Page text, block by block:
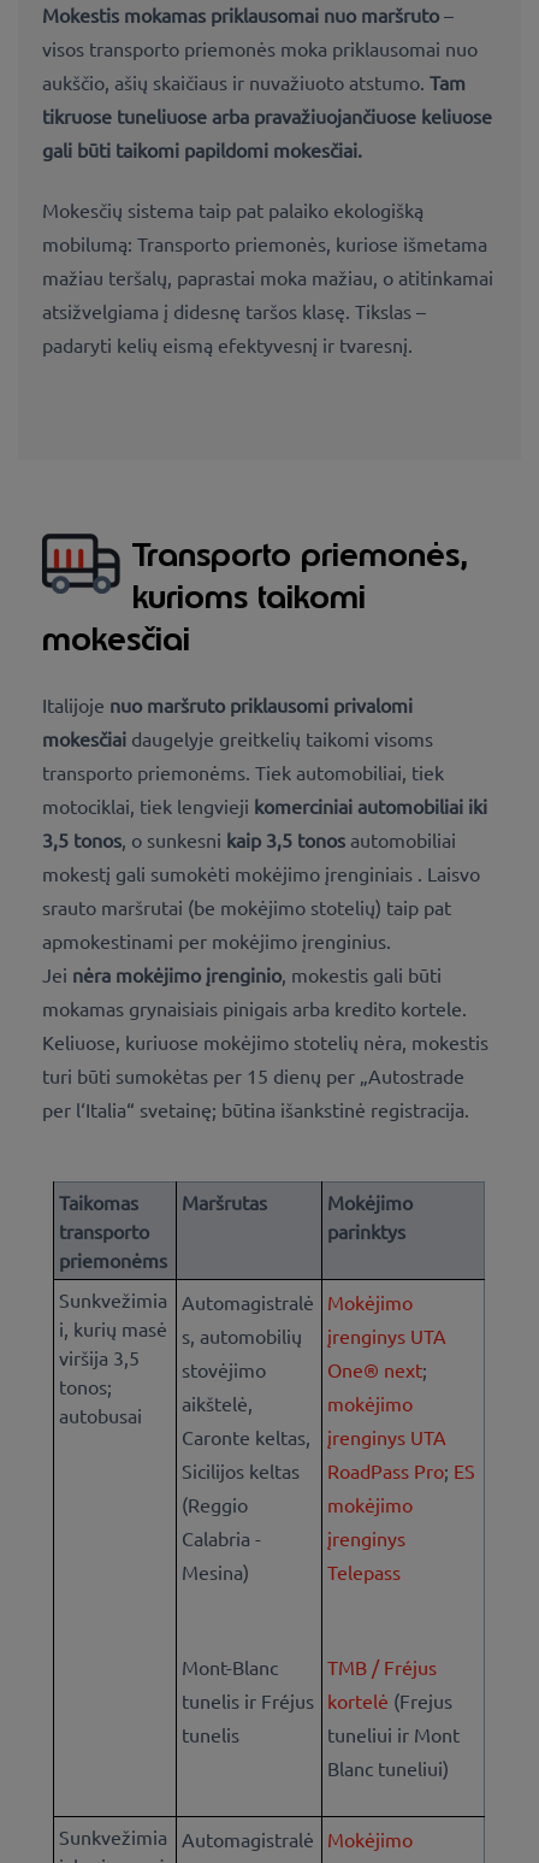
Mokestis mokamas priklausomai nuo maršruto –
visos transporto priemonės moka priklausomai nuo
aukščio, ašių skaičiaus ir nuvažiuoto atstumo. Tam
tikruose tuneliuose arba pravažiuojančiuose keliuose
gali būti taikomi papildomi mokesčiai.
Mokesčių sistema taip pat palaiko ekologišką
mobilumą: Transporto priemonės, kuriose išmetama
mažiau teršalų, paprastai moka mažiau, o atitinkamai
atsižvelgiama į didesnę taršos klasę. Tikslas –
padaryti kelių eismą efektyvesnį ir tvaresnį.
Transporto priemonės,
kurioms taikomi
mokesčiai
Italijoje nuo maršruto priklausomi privalomi
mokesčiai daugelyje greitkelių taikomi visoms
transporto priemonėms. Tiek automobiliai, tiek
motociklai, tiek lengvieji komerciniai automobiliai iki
3,5 tonos , o sunkesni kaip 3,5 tonos automobiliai
mokestį gali sumokėti mokėjimo įrenginiais
. Laisvo
srauto maršrutai (be mokėjimo stotelių) taip pat
apmokestinami per mokėjimo įrenginius.
Jei nėra mokėjimo įrenginio, mokestis gali būti
mokamas grynaisiais pinigais arba kredito kortele
Keliuose, kuriuose mokėjimo stotelių nėra, mokestis
turi būti sumokėtas per 15 dienų per „Autostrade
per l‘Italia“ svetainę; būtina išankstinė registracija.
Taikomas
transporto
priemonėms
Maršrutas
Mokėjimo
parinktys
Sunkvežimia
i, kurių masė
viršija 3,5
tonos;
autobusai
Automagistralė
s, automobilių
stovėjimo
aikštelė,
Caronte keltas,
Sicilijos keltas
(Reggio
Calabria -
Mesina)
Mont-Blanc
tunelis ir Fréjus
tunelis
Mokėjimo
įrenginys UTA
One® next;
mokėjimo
įrenginys UTA
RoadPass Pro; ES
mokėjimo
įrenginys
Telepass
TMB / Fréjus
kortelė (Frejus
tuneliui ir Mont
Blanc tuneliui)
Sunkvežimia
Automagistralė
Mokėjimo